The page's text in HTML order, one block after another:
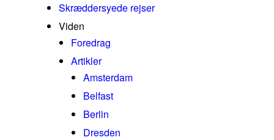
Skræddersyede rejser
Viden
Foredrag
Artikler
Amsterdam
Belfast
Berlin
Dresden